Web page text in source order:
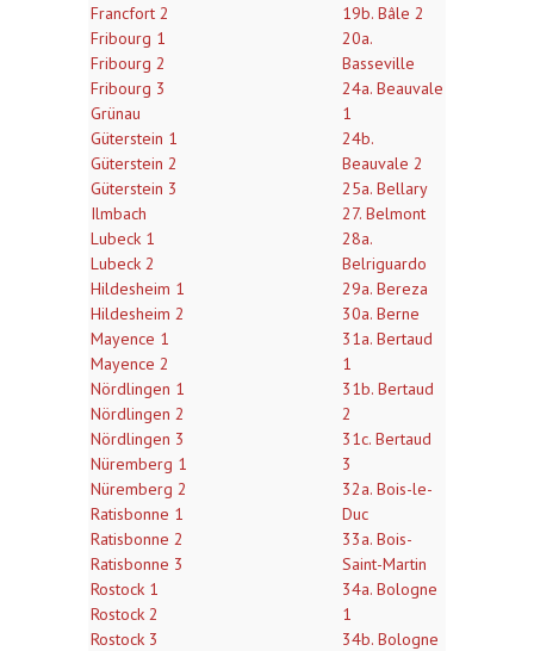
Francfort 2
Fribourg 1
Fribourg 2
Fribourg 3
Grünau
Güterstein 1
Güterstein 2
Güterstein 3
Ilmbach
Lubeck 1
Lubeck 2
Hildesheim 1
Hildesheim 2
Mayence 1
Mayence 2
Nördlingen 1
Nördlingen 2
Nördlingen 3
Nüremberg 1
Nüremberg 2
Ratisbonne 1
Ratisbonne 2
Ratisbonne 3
Rostock 1
Rostock 2
Rostock 3
19b. Bâle 2
20a.
Basseville
24a. Beauvale
1
24b.
Beauvale 2
25a. Bellary
27. Belmont
28a.
Belriguardo
29a. Bereza
30a. Berne
31a. Bertaud
1
31b. Bertaud
2
31c. Bertaud
3
32a. Bois-le-
Duc
33a. Bois-
Saint-Martin
34a. Bologne
1
34b. Bologne